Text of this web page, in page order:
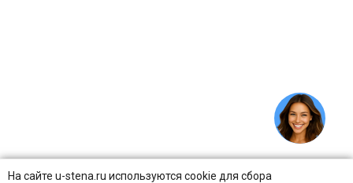
На сайте u-stena.ru используются cookie для сбора